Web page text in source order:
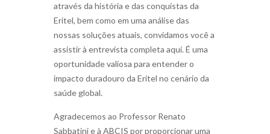
através da história e das conquistas da
Eritel, bem como em uma análise das
nossas soluções atuais, convidamos você a
assistir à entrevista completa aqui. É uma
oportunidade valiosa para entender o
impacto duradouro da Eritel no cenário da
saúde global.
Agradecemos ao Professor Renato
Sabbatini e à ABCIS por proporcionar uma